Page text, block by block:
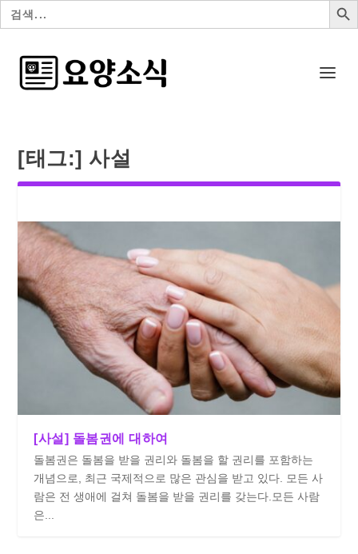
검
색:
[태그:] 사설
[사설] 돌봄권에 대하여
돌봄권은 돌봄을 받을 권리와 돌봄을 할 권리를 포함하는
개념으로, 최근 국제적으로 많은 관심을 받고 있다. 모든 사
람은 전 생애에 걸쳐 돌봄을 받을 권리를 갖는다.모든 사람
은...